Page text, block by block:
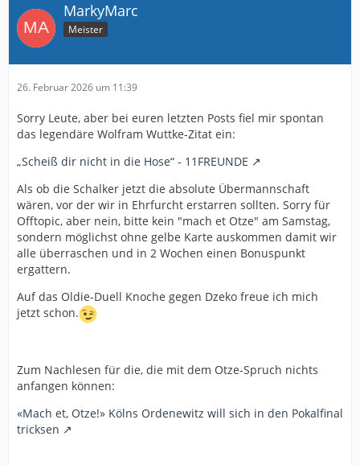
MarkyMarc
Meister
26. Februar 2026 um 11:39
Sorry Leute, aber bei euren letzten Posts fiel mir spontan
das legendäre Wolfram Wuttke-Zitat ein:
„Scheiß dir nicht in die Hose“ - 11FREUNDE
Als ob die Schalker jetzt die absolute Übermannschaft
wären, vor der wir in Ehrfurcht erstarren sollten. Sorry für
Offtopic, aber nein, bitte kein "mach et Otze" am Samstag,
sondern möglichst ohne gelbe Karte auskommen damit wir
alle überraschen und in 2 Wochen einen Bonuspunkt
ergattern.
Auf das Oldie-Duell Knoche gegen Dzeko freue ich mich
jetzt schon.
Zum Nachlesen für die, die mit dem Otze-Spruch nichts
anfangen können:
«Mach et, Otze!» Kölns Ordenewitz will sich in den Pokalfinal
tricksen